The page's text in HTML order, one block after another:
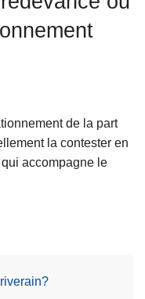
de la part
la contester en
accompagne le